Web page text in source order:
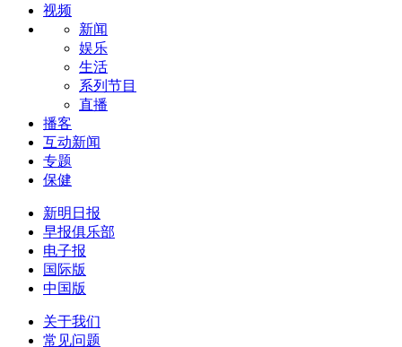
视频
新闻
娱乐
生活
系列节目
直播
播客
互动新闻
专题
保健
新明日报
早报俱乐部
电子报
国际版
中国版
关于我们
常见问题